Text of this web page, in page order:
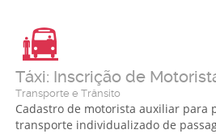
Táxi: Inscrição de
Transporte e Trânsito
Cadastro de motorista auxiliar para
transporte individualizado de